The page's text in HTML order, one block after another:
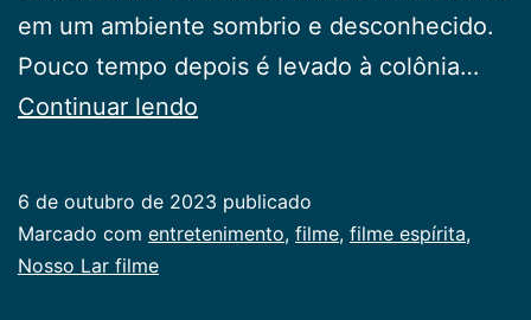
em um ambiente sombrio e desconhecido.
Pouco tempo depois é levado à colônia…
Continuar lendo
6 de outubro de 2023 publicado
Categorizado
como
Marcado com entretenimento, filme, filme espírita,
Nosso Lar filme